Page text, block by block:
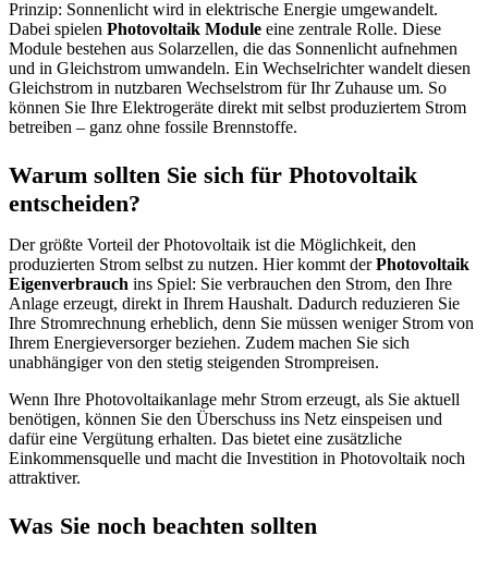
Prinzip: Sonnenlicht wird in elektrische Energie umgewandelt.
Dabei spielen Photovoltaik Module eine zentrale Rolle. Diese
Module bestehen aus Solarzellen, die das Sonnenlicht aufnehmen
und in Gleichstrom umwandeln. Ein Wechselrichter wandelt diesen
Gleichstrom in nutzbaren Wechselstrom für Ihr Zuhause um. So
können Sie Ihre Elektrogeräte direkt mit selbst produziertem Strom
betreiben – ganz ohne fossile Brennstoffe.
Warum sollten Sie sich für Photovoltaik
entscheiden?
Der größte Vorteil der Photovoltaik ist die Möglichkeit, den
produzierten Strom selbst zu nutzen. Hier kommt derPhotovoltaik
Eigenverbrauch ins Spiel: Sie verbrauchen den Strom, den Ihre
Anlage erzeugt, direkt in Ihrem Haushalt. Dadurch reduzieren Sie
Ihre Stromrechnung erheblich, denn Sie müssen weniger Strom von
Ihrem Energieversorger beziehen. Zudem machen Sie sich
unabhängiger von den stetig steigenden Strompreisen.
Wenn Ihre Photovoltaikanlage mehr Strom erzeugt, als Sie aktuell
benötigen, können Sie den Überschuss ins Netz einspeisen und
dafür eine Vergütung erhalten. Das bietet eine zusätzliche
Einkommensquelle und macht die Investition in Photovoltaik noch
attraktiver.
Was Sie noch beachten sollten